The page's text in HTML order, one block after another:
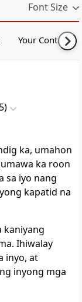
Font Size
Your Content
ka, umahon
ka roon
sa iyo nang
kapatid na
kaniyang
Ihiwalay
inyo, at
inyong mga